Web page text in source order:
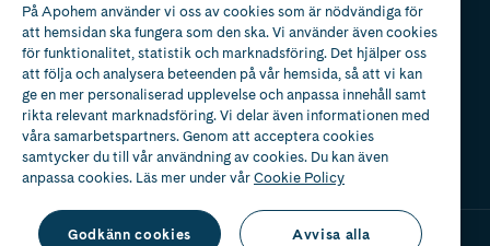
Apotek med tillstånd
av Läkemedelsverket
På Apohem använder vi oss av cookies som är nödvändiga för
att hemsidan ska fungera som den ska. Vi använder även cookies
för funktionalitet, statistik och marknadsföring. Det hjälper oss
att följa och analysera beteenden på vår hemsida, så att vi kan
ge en mer personaliserad upplevelse och anpassa innehåll samt
rikta relevant marknadsföring. Vi delar även informationen med
våra samarbetspartners. Genom att acceptera cookies
samtycker du till vår användning av cookies. Du kan även
anpassa cookies. Läs mer under vårCookie Policy
Godkänn cookies Avvisa alla